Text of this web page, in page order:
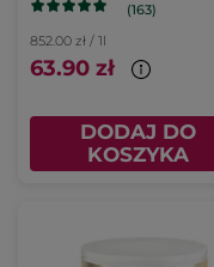
(163)
852.00 zł / 1l
63.90 zł
DODAJ DO
KOSZYKA